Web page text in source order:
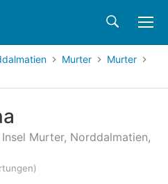
Murter
Murter
Murter, Norddalmatien,
auf